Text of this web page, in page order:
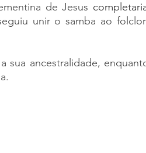
de Jesus
unir o samba ao
sua ancestralidade,